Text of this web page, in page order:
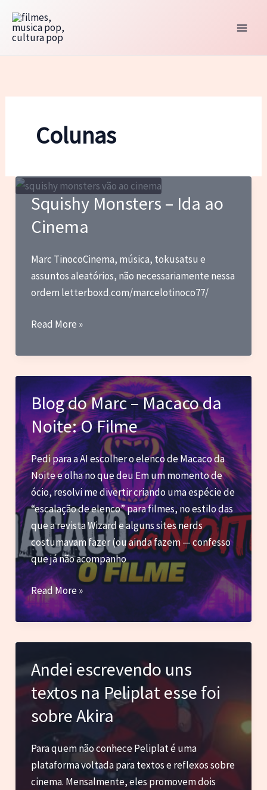
para
Colunas
Squishy Monsters – Ida ao
Cinema
Marc TinocoCinema, música, tokusatsu e
assuntos aleatórios, não necessariamente nessa
ordem letterboxd.com/marcelotinoco77/
Squishy
–
Ida
Cinema
Read More »
Blog do Marc – Macaco da
Noite: O Filme
Pedi para a AI escolher o elenco de Macaco da
Noite e olha no que deu Em um momento de
ócio, resolvi me divertir criando uma espécie de
“escalação de elenco” para filmes, no estilo das
que a revista Wizard e alguns sites nerds
costumavam fazer (ou ainda fazem — confesso
que já não acompanho
Blog
do
Marc
–
da
Noite:
Filme
Read More »
Andei escrevendo uns
textos na Peliplat esse foi
sobre Akira
Para quem não conhece Peliplat é uma
plataforma voltada para textos e reflexos sobre
cinema. Mensalmente, eles promovem dois